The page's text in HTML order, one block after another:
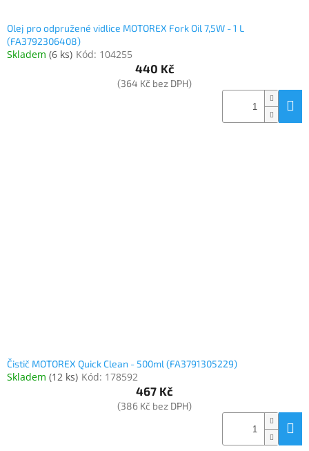
Olej pro odpružené vidlice MOTOREX Fork Oil 7,5W - 1 L
(FA3792306408)
Skladem (6 ks) Kód: 104255
440 Kč
(364 Kč bez DPH)
Čistič MOTOREX Quick Clean - 500ml (FA3791305229)
Skladem (12 ks) Kód: 178592
467 Kč
(386 Kč bez DPH)